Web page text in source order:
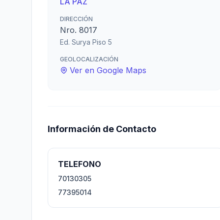
DIRECCIÓN
Nro. 8017
Ed. Surya Piso 5
GEOLOCALIZACIÓN
Ver en Google Maps
Información de Contacto
TELEFONO
70130305
77395014